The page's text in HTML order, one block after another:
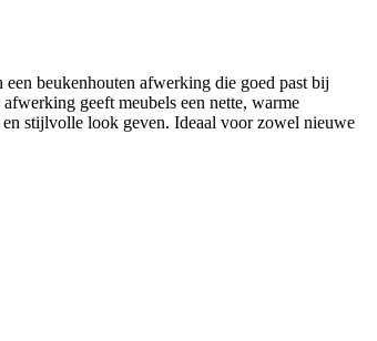
beukenhouten afwerking die goed past bij
geeft meubels een nette, warme
stijlvolle look geven. Ideaal voor zowel nieuwe